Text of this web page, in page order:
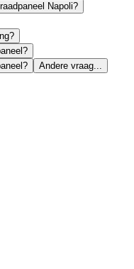
Napoli?
Andere vraag...